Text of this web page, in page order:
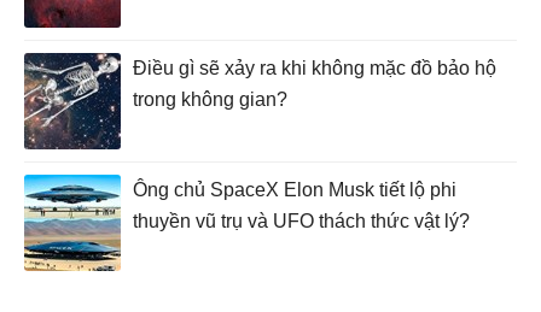
Điều gì sẽ xảy ra khi không mặc đồ bảo hộ
trong không gian?
Ông chủ SpaceX Elon Musk tiết lộ phi
thuyền vũ trụ và UFO thách thức vật lý?